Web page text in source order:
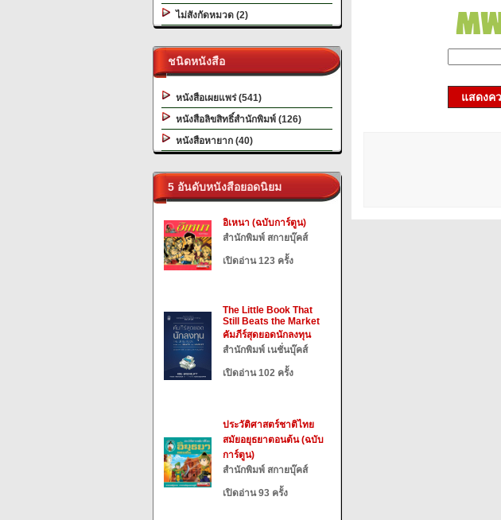
ไม่สังกัดหมวด (2)
ชนิดหนังสือ
หนังสือเผยแพร่ (541)
หนังสือลิขสิทธิ์สำนักพิมพ์ (126)
หนังสือหายาก (40)
5 อันดับหนังสือยอดนิยม
อิเหนา (ฉบับการ์ตูน)
สำนักพิมพ์ สกายบุ๊คส์
เปิดอ่าน 123 ครั้ง
The Little Book That
Still Beats the Market
คัมภีร์สุดยอดนักลงทุน
สำนักพิมพ์ เนชั่นบุ๊คส์
เปิดอ่าน 102 ครั้ง
ประวัติศาสตร์ชาติไทย
สมัยอยุธยาตอนต้น (ฉบับ
การ์ตูน)
สำนักพิมพ์ สกายบุ๊คส์
เปิดอ่าน 93 ครั้ง
แสดงค